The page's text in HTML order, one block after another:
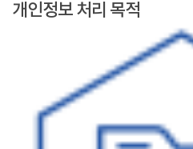
개인정보 처리 목적